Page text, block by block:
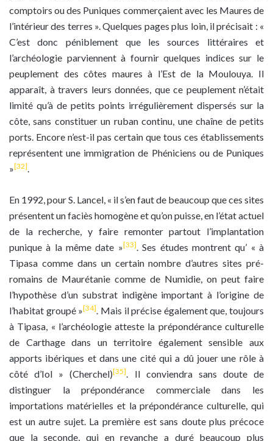
comptoirs ou des Puniques commerçaient avec les Maures de
l’intérieur des terres ». Quelques pages plus loin, il précisait : «
C’est donc péniblement que les sources littéraires et
l’archéologie parviennent à fournir quelques indices sur le
peuplement des côtes maures à l’Est de la Moulouya. Il
apparaît, à travers leurs données, que ce peuplement n’était
limité qu’à de petits points irrégulièrement dispersés sur la
côte, sans constituer un ruban continu, une chaîne de petits
ports. Encore n’est-il pas certain que tous ces établissements
représentent une immigration de Phéniciens ou de Puniques
»[32].
En 1992, pour S. Lancel, « il s’en faut de beaucoup que ces sites
présentent un faciès homogène et qu’on puisse, en l’état actuel
de la recherche, y faire remonter partout l’implantation
punique à la même date »[33]. Ses études montrent qu’ « à
Tipasa comme dans un certain nombre d’autres sites pré-
romains de Maurétanie comme de Numidie, on peut faire
l’hypothèse d’un substrat indigène important à l’origine de
l’habitat groupé »[34]. Mais il précise également que, toujours
à Tipasa, « l’archéologie atteste la prépondérance culturelle
de Carthage dans un territoire également sensible aux
apports ibériques et dans une cité qui a dû jouer une rôle à
côté d’Iol » (Cherchel)[35]. Il conviendra sans doute de
distinguer la prépondérance commerciale dans les
importations matérielles et la prépondérance culturelle, qui
est un autre sujet. La première est sans doute plus précoce
que la seconde, qui en revanche a duré beaucoup plus